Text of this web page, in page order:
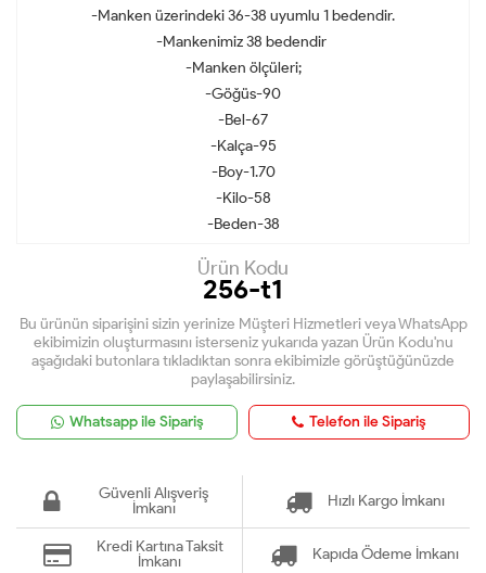
-Manken üzerindeki 36-38 uyumlu 1 bedendir.
-Mankenimiz 38 bedendir
-Manken ölçüleri;
-Göğüs-90
-Bel-67
-Kalça-95
-Boy-1.70
-Kilo-58
-Beden-38
Ürün Kodu
256-t1
Bu ürünün siparişini sizin yerinize Müşteri Hizmetleri veya WhatsApp
ekibimizin oluşturmasını isterseniz yukarıda yazan Ürün Kodu'nu
aşağıdaki butonlara tıkladıktan sonra ekibimizle görüştüğünüzde
paylaşabilirsiniz.
Whatsapp ile Sipariş Telefon ile Sipariş
Güvenli Alışveriş
İmkanı
Hızlı Kargo İmkanı
Kredi Kartına Taksit
İmkanı
Kapıda Ödeme İmkanı